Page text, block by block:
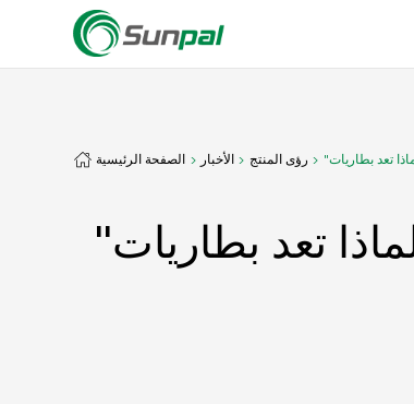
الصفحة الرئيسية الأخبار رؤى المنتج
"المثبت" للشبكات الصغيرة المستقلة: لماذا تعد بطاريات LiFePO4 الخيار